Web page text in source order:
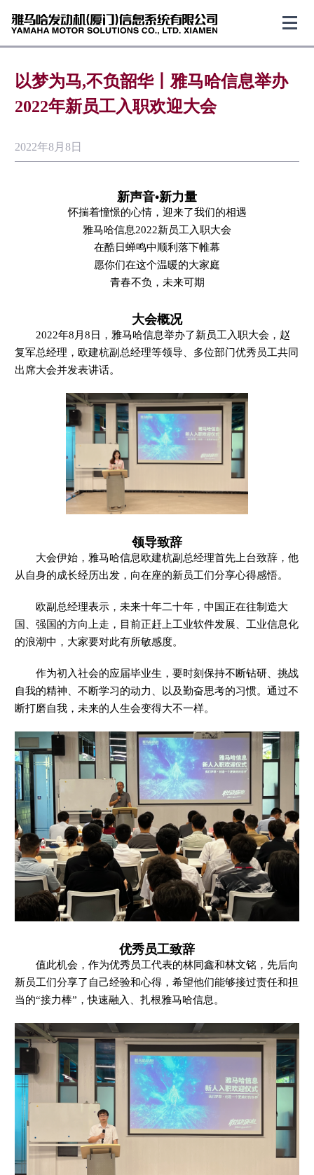
以梦为马,不负韶华丨雅马哈信息举办
2022年新员工入职欢迎大会
2022年8月8日
新声音•新力量
怀揣着憧憬的心情，迎来了我们的相遇
雅马哈信息2022新员工入职大会
在酷日蝉鸣中顺利落下帷幕
愿你们在这个温暖的大家庭
青春不负，未来可期
大会概况
2022年8月8日，雅马哈信息举办了新员工入职大会，赵
复军总经理，欧建杭副总经理等领导、多位部门优秀员工共同
出席大会并发表讲话。
领导致辞
大会伊始，雅马哈信息欧建杭副总经理首先上台致辞，他
从自身的成长经历出发，向在座的新员工们分享心得感悟。
欧副总经理表示，未来十年二十年，中国正在往制造大
国、强国的方向上走，目前正赶上工业软件发展、工业信息化
的浪潮中，大家要对此有所敏感度。
作为初入社会的应届毕业生，要时刻保持不断钻研、挑战
自我的精神、不断学习的动力、以及勤奋思考的习惯。通过不
断打磨自我，未来的人生会变得大不一样。
优秀员工致辞
值此机会，作为优秀员工代表的林同鑫和林文铭，先后向
新员工们分享了自己经验和心得，希望他们能够接过责任和担
当的“接力棒”，快速融入、扎根雅马哈信息。